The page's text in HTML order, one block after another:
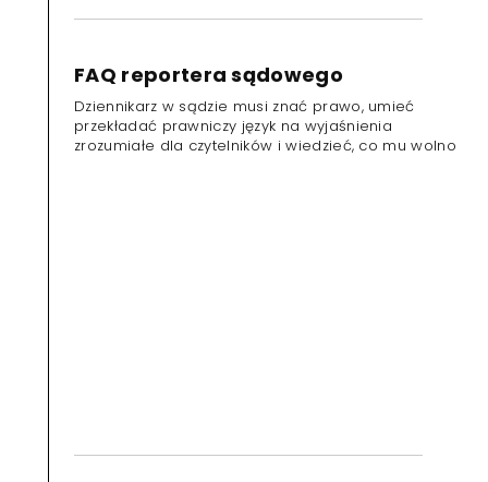
FAQ reportera sądowego
Dziennikarz w sądzie musi znać prawo, umieć
przekładać prawniczy język na wyjaśnienia
zrozumiałe dla czytelników i wiedzieć, co mu wolno